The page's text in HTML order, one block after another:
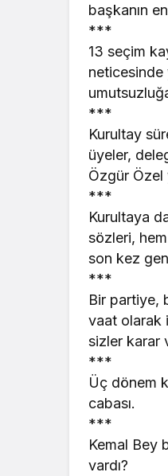
başkanın
***
13 seçim
neticesinde
***
Kurultay
üyeler,
Özgür Özel
***
Kurultaya
sözleri,
son kez
***
Bir partiye,
vaat olarak
sizler karar
***
Üç dönem
cabası.
***
Kemal Bey
vardı?